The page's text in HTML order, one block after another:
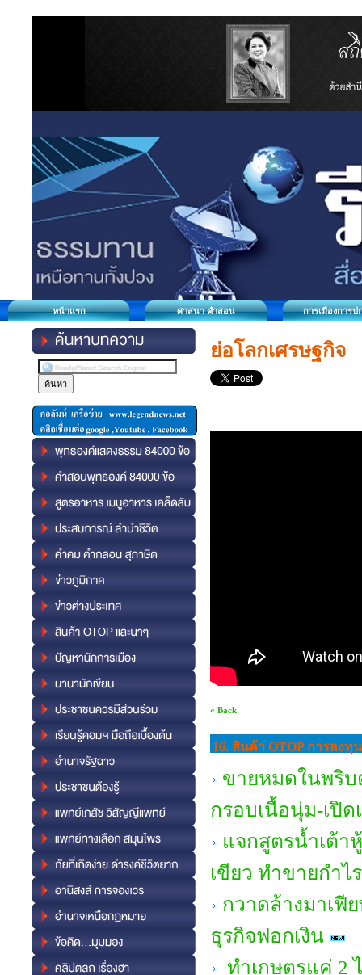
หน้าแรก ศาสนา คำสอน การเมืองการป
ย่อโลกเศรษฐกิจ
« Back
16. สินค้า OTOP การลง
ขายหมดในพริบ
กรอบเนื้อนุ่ม-เปิ
แจกสูตรน้ำเต้า
เขียว ทำขายกำไ
กวาดล้างมาเฟี
ธุรกิจฟอกเงิน
ทำเกษตรแค่ 2